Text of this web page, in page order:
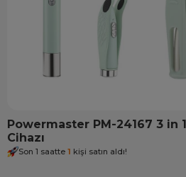
Powermaster PM-24167 3 in
Cihazı
Son 1 saatte 1 kişi satın aldı!